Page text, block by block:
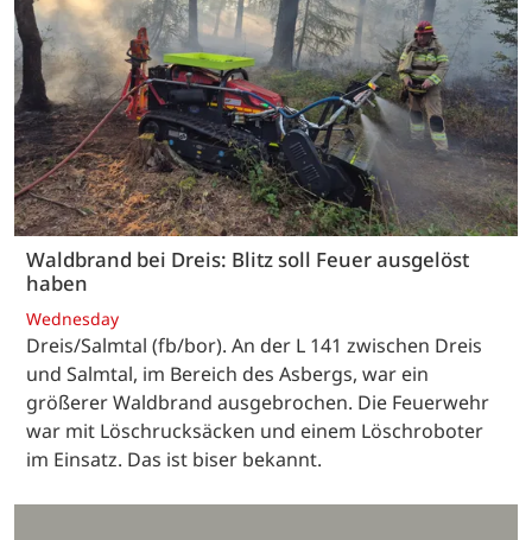
Waldbrand bei Dreis: Blitz soll Feuer ausgelöst
haben
Wednesday
Dreis/Salmtal (fb/bor). An der L 141 zwischen Dreis
und Salmtal, im Bereich des Asbergs, war ein
größerer Waldbrand ausgebrochen. Die Feuerwehr
war mit Löschrucksäcken und einem Löschroboter
im Einsatz. Das ist biser bekannt.